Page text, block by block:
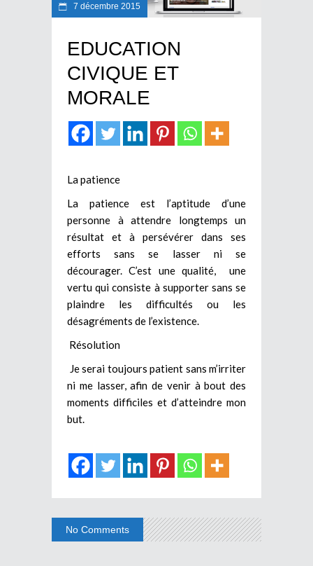
7 décembre 2015
EDUCATION
CIVIQUE ET
MORALE
La patience
La patience est l’aptitude d’une
personne à attendre longtemps un
résultat et à persévérer dans ses
efforts sans se lasser ni se
décourager. C’est une qualité, une
vertu qui consiste à supporter sans se
plaindre les difficultés ou les
désagréments de l’existence.
Résolution
Je serai toujours patient sans m’irriter
ni me lasser, afin de venir à bout des
moments difficiles et d’atteindre mon
but.
No Comments